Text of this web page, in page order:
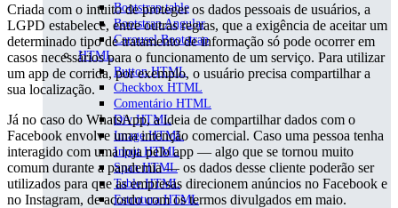
Bootstrap table
Bootstrap Angular
Carousel Bootstrap
HTML
Button HTML
Checkbox HTML
Comentário HTML
Div HTML
Image HTML
Input HTML
Span HTML
Table HTML
Estrutura HTML
Criada com o intuito de proteger os dados pessoais de usuários, a
LGPD estabelece, entre outras regras, que a exigência de aceitar um
determinado tipo de tratamento de informação só pode ocorrer em
casos necessários para o funcionamento de um serviço. Para utilizar
um app de corrida, por exemplo, o usuário precisa compartilhar a
sua localização.
Já no caso do WhatsApp, a ideia de compartilhar dados com o
Facebook envolve uma intenção comercial. Caso uma pessoa tenha
interagido com uma loja pelo app — algo que se tornou muito
comum durante a pandemia — os dados desse cliente poderão ser
utilizados para que as empresas direcionem anúncios no Facebook e
no Instagram, de acordo com os termos divulgados em maio.